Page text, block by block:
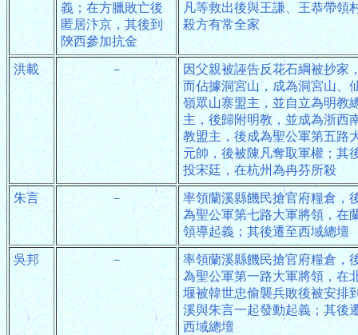
義；在方臘敗亡後
匿居汴京，其後到
陝西參加抗金
凡等救出後與王謙、王恭帶領
殺方有常全家
洪載 －
因父親被誣告反花石綱被抄家
而佔據洞宮山，成為洞宮山、
嶺眾山寨盟主，並自立為明教
主，後歸附明教，並成為浙西
教盟主，後成為聖公軍第五路
元帥，後被陳凡奪取軍權；其
投宋廷，在杭州為冉芬所殺
朱言 －
率領蘭溪縣饑民搶官府糧倉，
為聖公軍第七路大軍將領，在
領導起義；其後遷至西域總壇
吳邦 －
率領蘭溪縣饑民搶官府糧倉，
為聖公軍第一路大軍將領，在
堰被韓世忠偷襲兵敗後被安排
溪與朱言一起發動起義；其後
西域總壇